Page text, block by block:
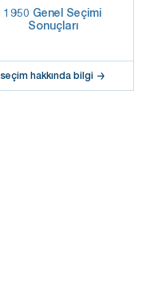
1950 Genel Seçimi
Sonuçları
seçim hakkında bilgi